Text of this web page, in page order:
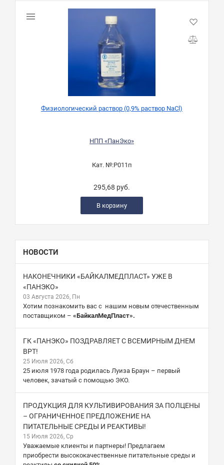
Физиологический раствор (0,9% раствор NaCl)
НПП «ПанЭко»
Кат. №:Р011п
295,68 руб.
В корзину
НОВОСТИ
НАКОНЕЧНИКИ «БАЙКАЛМЕДПЛАСТ» УЖЕ В
«ПАНЭКО»
03 Августа 2026, Пн
Хотим познакомить вас с нашим новым отечественным
поставщиком – «БайкалМедПласт».
ГК «ПАНЭКО» ПОЗДРАВЛЯЕТ С ВСЕМИРНЫМ ДНЕМ
ВРТ!
25 Июля 2026, Сб
25 июля 1978 года родилась Луиза Браун – первый
человек, зачатый с помощью ЭКО.
ПРОДУКЦИЯ ДЛЯ КУЛЬТИВИРОВАНИЯ ЗА ПОЛЦЕНЫ
– ОГРАНИЧЕННОЕ ПРЕДЛОЖЕНИЕ НА
ПИТАТЕЛЬНЫЕ СРЕДЫ И РЕАКТИВЫ!
15 Июля 2026, Ср
Уважаемые клиенты и партнеры! Предлагаем
приобрести высококачественные питательные среды и